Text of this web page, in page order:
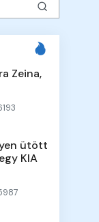
Zeina,
ütött
KIA